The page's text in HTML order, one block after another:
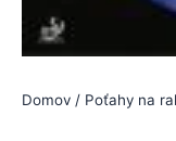
Domov / Poťahy na